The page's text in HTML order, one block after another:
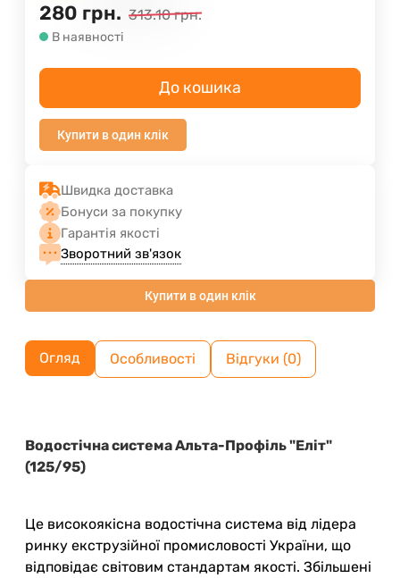
280 грн. 313.10 грн.
В наявності
До кошика
Купити в один клік
Швидка доставка
Бонуси за покупку
Гарантія якості
Зворотний зв'язок
Купити в один клік
Огляд Особливості Відгуки (0)
Водостічна система Альта-Профіль "Еліт"
(125/95)
Це високоякісна водостічна система від лідера
ринку екструзійної промисловості України, що
відповідає світовим стандартам якості. Збільшені